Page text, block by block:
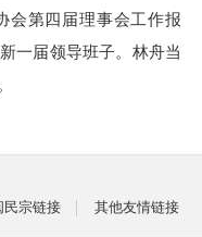
会第四届理事会工作报
一届领导班子。林舟当
民宗链接 其他友情链接